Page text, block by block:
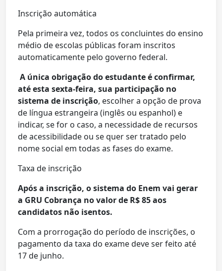
Inscrição automática
Pela primeira vez, todos os concluintes do ensino
médio de escolas públicas foram inscritos
automaticamente pelo governo federal.
A única obrigação do estudante é confirmar,
até esta sexta-feira, sua participação no
sistema de inscrição, escolher a opção de prova
de língua estrangeira (inglês ou espanhol) e
indicar, se for o caso, a necessidade de recursos
de acessibilidade ou se quer ser tratado pelo
nome social em todas as fases do exame.
Taxa de inscrição
Após a inscrição, o sistema do Enem vai gerar
a GRU Cobrança no valor de R$ 85 aos
candidatos não isentos.
Com a prorrogação do período de inscrições, o
pagamento da taxa do exame deve ser feito até
17 de junho.